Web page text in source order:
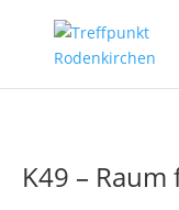
K49 –